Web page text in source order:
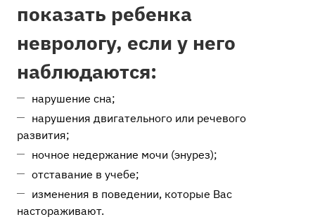
показать ребенка
неврологу, если у него
наблюдаются:
нарушение сна;
нарушения двигательного или речевого
развития;
ночное недержание мочи (энурез);
отставание в учебе;
изменения в поведении, которые Вас
настораживают.